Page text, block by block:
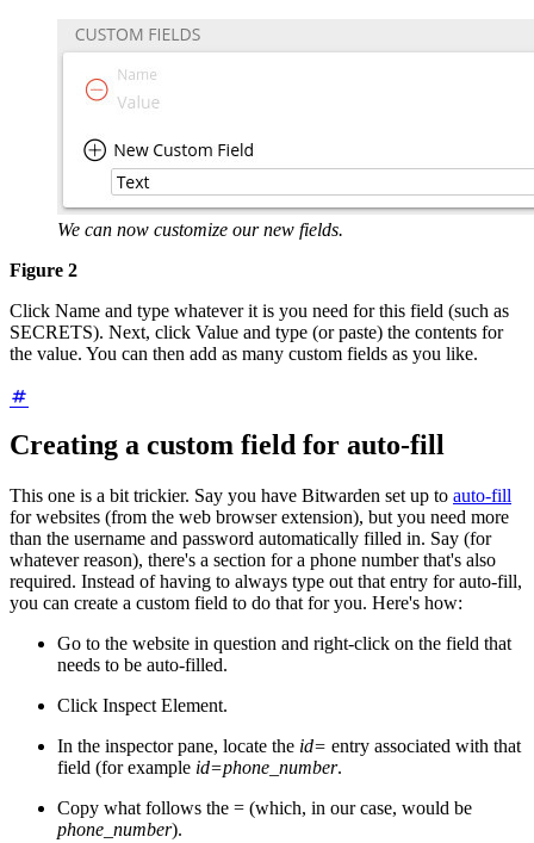
We can now customize our new fields.
Figure 2
Click Name and type whatever it is you need for this field (such as
SECRETS). Next, click Value and type (or paste) the contents for
the value. You can then add as many custom fields as you like.
Creating a custom field for auto-fill
This one is a bit trickier. Say you have Bitwarden set up to auto-fill
for websites (from the web browser extension), but you need more
than the username and password automatically filled in. Say (for
whatever reason), there's a section for a phone number that's also
required. Instead of having to always type out that entry for auto-fill,
you can create a custom field to do that for you. Here's how:
Go to the website in question and right-click on the field that
needs to be auto-filled.
Click Inspect Element.
In the inspector pane, locate the id= entry associated with that
field (for example id=phone_number.
Copy what follows the = (which, in our case, would be
phone_number).